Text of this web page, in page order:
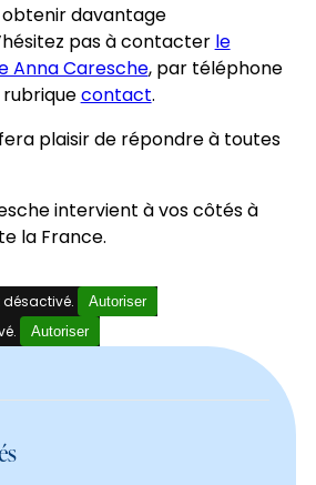
obtenir davantage
pas à contacter le
Anna Caresche, par téléphone
contact.
plaisir de répondre à toutes
intervient à vos côtés à
la France.
désactivé. Autoriser
Autoriser